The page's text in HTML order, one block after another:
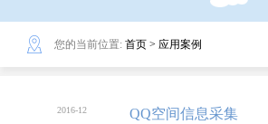
您的当前位置: 首页 > 应用案例
2016-12 QQ空间信息采集